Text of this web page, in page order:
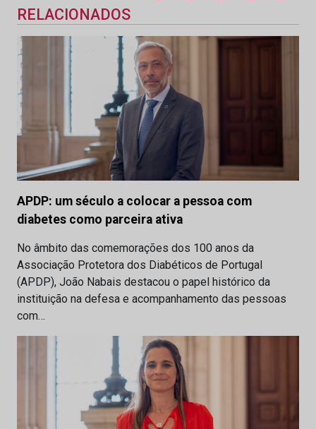
RELACIONADOS
APDP: um século a colocar a pessoa com
diabetes como parceira ativa
No âmbito das comemorações dos 100 anos da
Associação Protetora dos Diabéticos de Portugal
(APDP), João Nabais destacou o papel histórico da
instituição na defesa e acompanhamento das pessoas
com…